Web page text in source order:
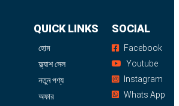
QUICK LINKS
হোম
ফ্ল্যাশ সেল
নতুন পণ্য
অফার
SOCIAL
Facebook
Youtube
Instagram
Whats App